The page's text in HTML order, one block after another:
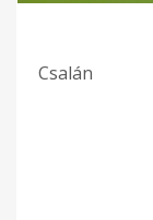
Csalán